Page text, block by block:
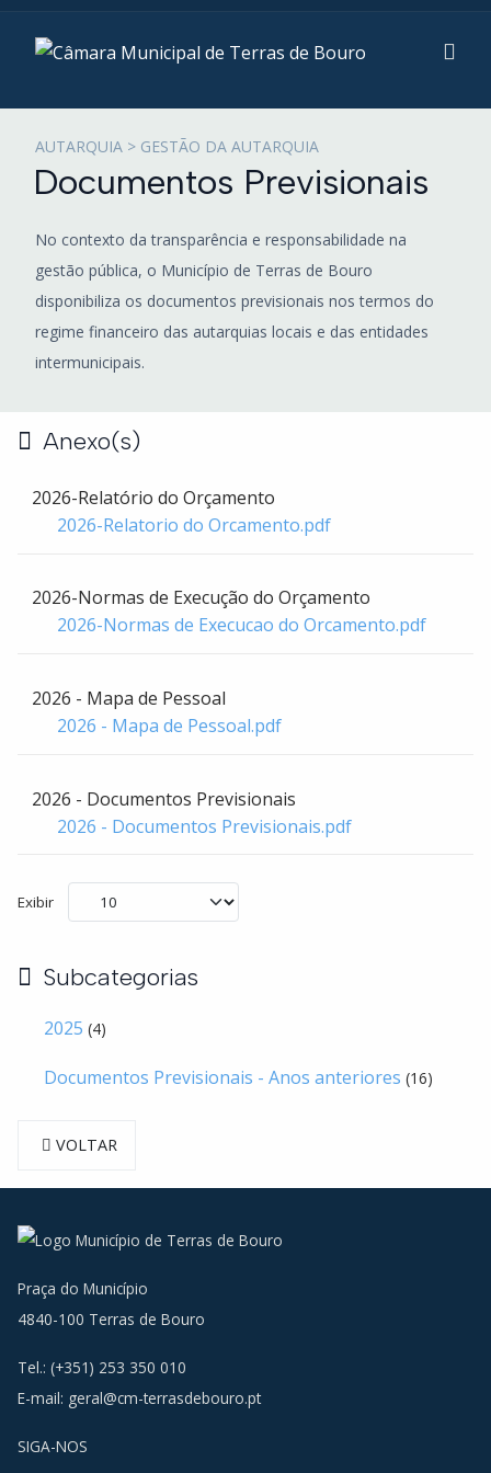
AUTARQUIA > GESTÃO DA AUTARQUIA
Documentos Previsionais
No contexto da transparência e responsabilidade na
gestão pública, o Município de Terras de Bouro
disponibiliza os documentos previsionais nos termos do
regime financeiro das autarquias locais e das entidades
intermunicipais.
Anexo(s)
2026-Relatório do Orçamento
2026-Relatorio do Orcamento.pdf
2026-Normas de Execução do Orçamento
2026-Normas de Execucao do Orcamento.pdf
2026 - Mapa de Pessoal
2026 - Mapa de Pessoal.pdf
2026 - Documentos Previsionais
2026 - Documentos Previsionais.pdf
Exibir
Subcategorias
2025 (4)
Documentos Previsionais - Anos anteriores (16)
VOLTAR
Praça do Município
4840-100 Terras de Bouro
Tel.: (+351) 253 350 010
E-mail: geral@cm-terrasdebouro.pt
SIGA-NOS